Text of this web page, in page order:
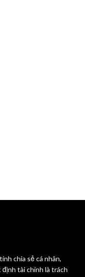
chia sẻ cá nhân,
tài chính là trách